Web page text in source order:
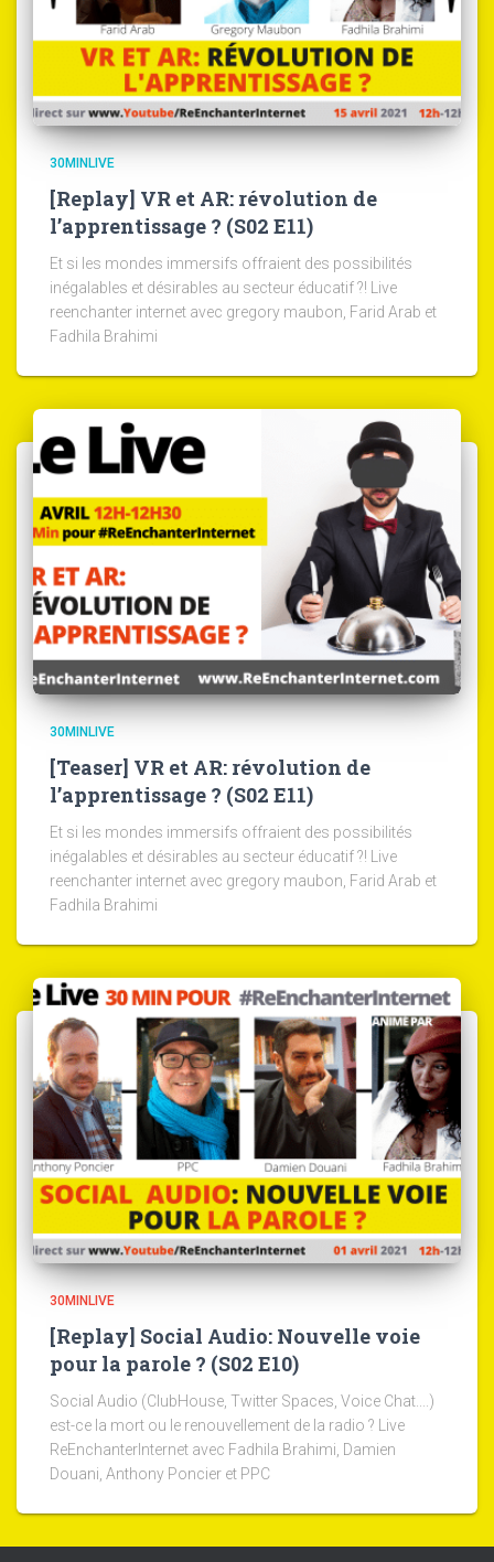
30MINLIVE
[Replay] VR et AR: révolution de
l’apprentissage ? (S02 E11)
Et si les mondes immersifs offraient des possibilités
inégalables et désirables au secteur éducatif ?! Live
reenchanter internet avec gregory maubon, Farid Arab et
Fadhila Brahimi
30MINLIVE
[Teaser] VR et AR: révolution de
l’apprentissage ? (S02 E11)
Et si les mondes immersifs offraient des possibilités
inégalables et désirables au secteur éducatif ?! Live
reenchanter internet avec gregory maubon, Farid Arab et
Fadhila Brahimi
30MINLIVE
[Replay] Social Audio: Nouvelle voie
pour la parole ? (S02 E10)
Social Audio (ClubHouse, Twitter Spaces, Voice Chat....)
est-ce la mort ou le renouvellement de la radio ? Live
ReEnchanterInternet avec Fadhila Brahimi, Damien
Douani, Anthony Poncier et PPC